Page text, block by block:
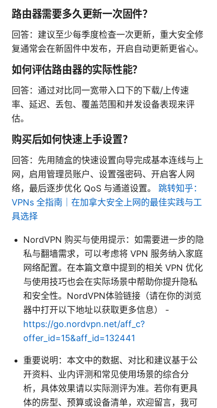
路由器需要多久更新一次固件？
回答：建议至少每季度检查一次更新，重大安全修
复通常会在新固件中发布，开启自动更新更省心。
如何评估路由器的实际性能？
回答：通过对比同一宽带入口下的下载/上传速
率、延迟、丢包、覆盖范围和并发设备表现来评
估。
购买后如何快速上手设置？
回答：先用随盒的快速设置向导完成基本连线与上
网，启用管理员账户、设置强密码、开启客人网
络，最后逐步优化 QoS 与通道设置。 跳转知乎：
VPNs 全指南｜在加拿大安全上网的最佳实践与工
具选择
NordVPN 购买与使用提示：如需要进一步的隐
私与翻墙需求，可以考虑将 VPN 服务纳入家庭
网络配置。在本篇文章中提到的相关 VPN 优化
与使用技巧也会在实际场景中帮助你提升隐私
和安全性。NordVPN体验链接（请在你的浏览
器中打开以下地址以获取更多信息） -
https://go.nordvpn.net/aff_c?
offer_id=15&aff_id=132441
重要说明：本文中的数据、对比和建议基于公
开资料、业内评测和常见使用场景的综合分
析，具体效果请以实际测评为准。若你有更具
体的房型、预算或设备清单，欢迎留言，我可